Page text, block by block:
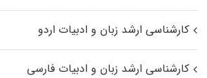
کارشناسی ارشد زبان و ادبیات اردو
کارشناسی ارشد زبان و ادبیات فارسی